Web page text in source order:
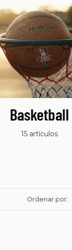
Basketball
15 artículos
Ordenar por: